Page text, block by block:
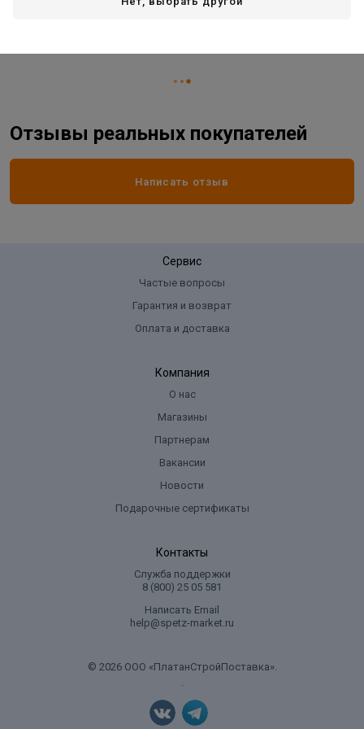
Жизненный цикл номенклатуры Распродажа
Отзывы реальных покупателей
Написать отзыв
Сервис
Частые вопросы
Гарантия и возврат
Оплата и доставка
Компания
О нас
Магазины
Партнерам
Вакансии
Новости
Подарочные сертификаты
Контакты
Служба поддержки
8 (800) 25 05 581
Написать Email
help@spetz-market.ru
© 2026 ООО «ПлатанСтройПоставка».
.